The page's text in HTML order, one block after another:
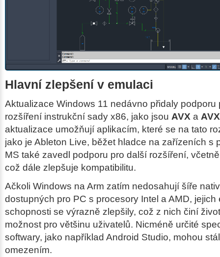
Hlavní zlepšení v emulaci
Aktualizace Windows 11 nedávno přidaly podporu
rozšíření instrukční sady x86, jako jsou AVX a
aktualizace umožňují aplikacím, které se na tato
jako je Ableton Live, běžet hladce na zařízeních s
MS také zavedl podporu pro další rozšíření,
což dále zlepšuje kompatibilitu.
Ačkoli Windows na Arm zatím nedosahují šíře
dostupných pro PC s procesory Intel a AMD, jejich
schopnosti se výrazně zlepšily, což z nich činí
možnost pro většinu uživatelů. Nicméně určité
softwary, jako například Android Studio, mohou
omezením.